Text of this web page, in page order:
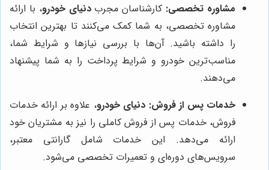
مشاوره تخصصی: کارشناسان مجربدنیای خودرو، با ارائه
مشاوره تخصصی، به شما کمک می‌کنند تا بهترین انتخاب
را داشته باشید. آن‌ها با بررسی نیازها و شرایط شما،
مناسب‌ترین خودرو و شرایط پرداخت را به شما پیشنهاد
می‌دهند.
خدمات پس از فروش: دنیای خودرو، علاوه بر ارائه خدمات
فروش، خدمات پس از فروش کاملی را نیز به مشتریان خود
ارائه می‌دهد. این خدمات شامل گارانتی معتبر،
سرویس‌های دوره‌ای و تعمیرات تخصصی می‌شود.